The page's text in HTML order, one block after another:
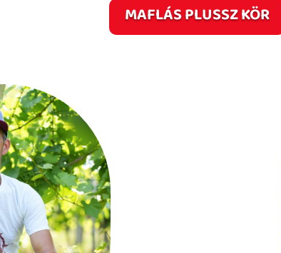
MAFLÁS PLUSSZ KÖR